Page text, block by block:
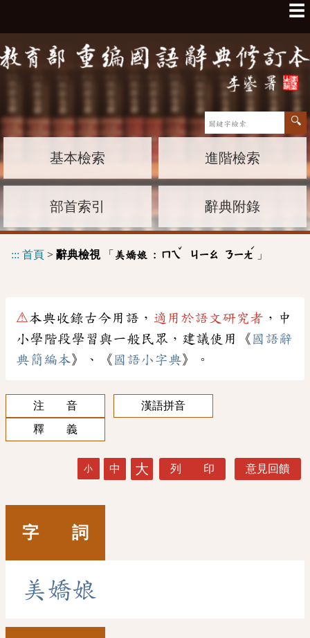
☰
基本檢索 進階檢索
部首索引 辭典附錄
::: 首頁 > 辭典檢視「 美嬌娘 : ㄇㄟ
ˇ
ㄐㄧㄠ ㄋㄧㄤ
ˊ
」
⚠本典收錄古今用語， 適用於語文研究者 ，中
小學階段學習與一般民眾，建議使用《 國語辭
典簡編本》、《 國語小字典》。
注 音
漢語拼音
釋 義
小 中 大 列 印 意見回饋
字 詞
美嬌娘